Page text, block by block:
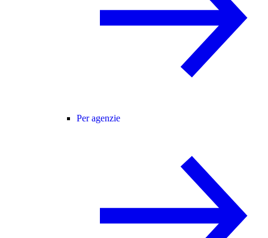
Per agenzie